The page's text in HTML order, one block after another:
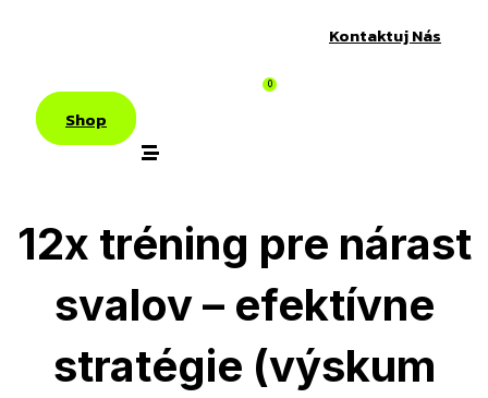
Kontaktuj Nás
0
Shop
12x tréning pre nárast
svalov – efektívne
stratégie (výskum